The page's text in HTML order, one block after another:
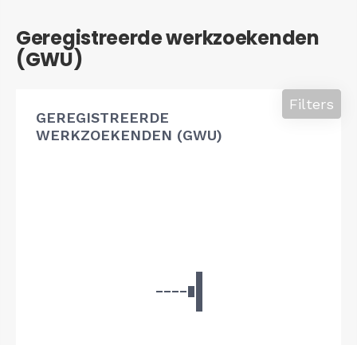
Geregistreerde werkzoekenden
(GWU)
GEREGISTREERDE
WERKZOEKENDEN (GWU)
Filters